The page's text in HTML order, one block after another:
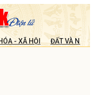
- XÃ HỘI ĐẤT VÀ